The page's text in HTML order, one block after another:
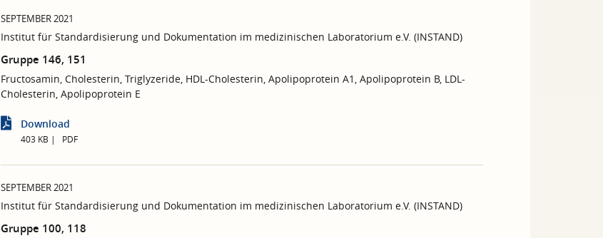
SEPTEMBER 2021
Institut für Standardisierung und Dokumentation im medizinischen Laboratorium e.V. (INSTAND)
Gruppe 146, 151
Fructosamin, Cholesterin, Triglyzeride, HDL-Cholesterin, Apolipoprotein A1, Apolipoprotein B, LDL-
Cholesterin, Apolipoprotein E
Download
403 KB PDF
SEPTEMBER 2021
Institut für Standardisierung und Dokumentation im medizinischen Laboratorium e.V. (INSTAND)
Gruppe 100, 118